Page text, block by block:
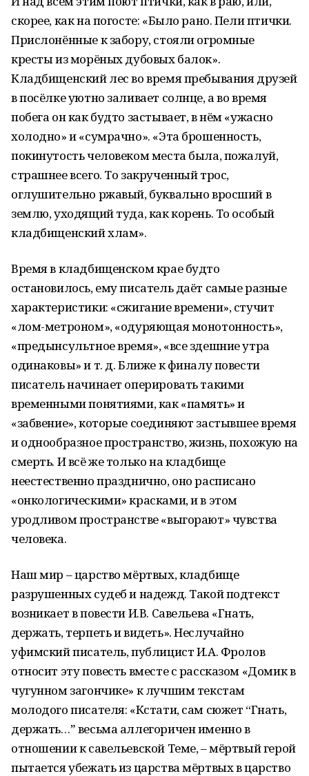
скорее, как на погосте: «Было рано. Пели птички.
Прислонённые к забору, стояли огромные
кресты из морёных дубовых балок».
Кладбищенский лес во время пребывания друзей
в посёлке уютно заливает солнце, а во время
побега он как будто застывает, в нём «ужасно
холодно» и «сумрачно». «Эта брошенность,
покинутость человеком места была, пожалуй,
страшнее всего. То закрученный трос,
оглушительно ржавый, буквально вросший в
землю, уходящий туда, как корень. То особый
кладбищенский хлам».
Время в кладбищенском крае будто
остановилось, ему писатель даёт самые разные
характеристики: «сжигание времени», стучит
«лом-метроном», «одуряющая монотонность»,
«предынсультное время», «все здешние утра
одинаковы» и т. д. Ближе к финалу повести
писатель начинает оперировать такими
временными понятиями, как «память» и
«забвение», которые соединяют застывшее время
и однообразное пространство, жизнь, похожую на
смерть. И всё же только на кладбище
неестественно празднично, оно расписано
«онкологическими» красками, и в этом
уродливом пространстве «выгорают» чувства
человека.
Наш мир – царство мёртвых, кладбище
разрушенных судеб и надежд. Такой подтекст
возникает в повести И.В. Савельева «Гнать,
держать, терпеть и видеть». Неслучайно
уфимский писатель, публицист И.А. Фролов
относит эту повесть вместе с рассказом «Домик в
чугунном загончике» к лучшим текстам
молодого писателя: «Кстати, сам сюжет “Гнать,
держать…ˮ весьма аллегоричен именно в
отношении к савельевской Теме, – мёртвый герой
пытается убежать из царства мёртвых в царство